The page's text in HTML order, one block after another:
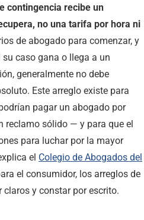
contingencia recibe un
no una tarifa por hora ni
de abogado para comenzar, y
caso gana o llega a un
generalmente no debe
Este arreglo existe para
pagar un abogado por
reclamo sólido — y para que el
para luchar por la mayor
el Colegio de Abogados del
el consumidor, los arreglos de
claros y constar por escrito.